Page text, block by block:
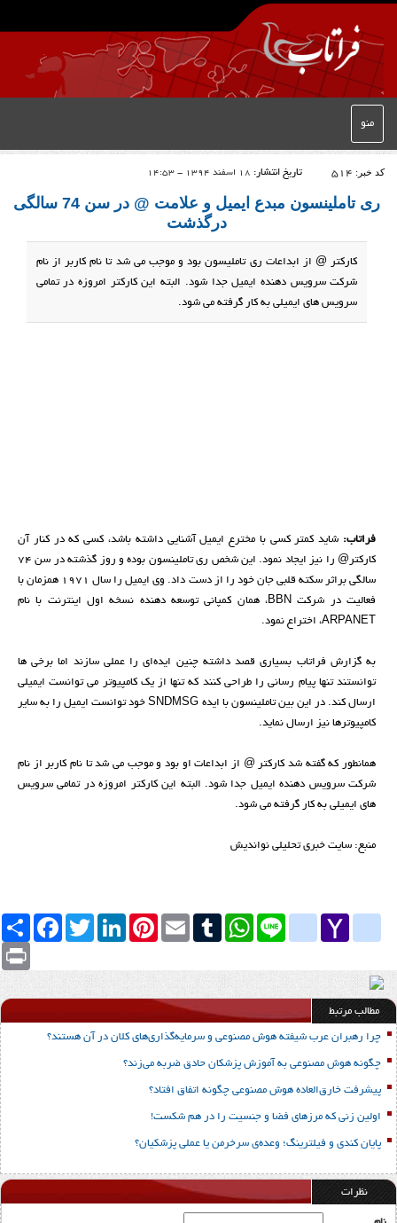
منو
کد خبر: 514 تاریخ انتشار: 18 اسفند 1394 - 14:53
ری تاملینسون مبدع ایمیل و علامت @ در سن 74 سالگی
درگذشت
کارکتر @ از ابداعات ری تاملیسون بود و موجب می شد تا نام کاربر از نام
شرکت سرویس دهنده ایمیل جدا شود. البته این کارکتر امروزه در تمامی
سرویس های ایمیلی به کار گرفته می شود.
فراتاب: شاید کمتر کسی با مخترع ایمیل آشنایی داشته باشد، کسی که در کنار آن
کارکتر@ را نیز ایجاد نمود. این شخص ری تاملینسون بوده و روز گذشته در سن 74
سالگی براثر سکته قلبی جان خود را از دست داد. وی ایمیل را سال 1971 همزمان با
فعالیت در شرکت BBN، همان کمپانی توسعه دهنده نسخه اول اینترنت با نام
ARPANET، اختراع نمود.
به گزارش فراتاب بسیاری قصد داشته چنین ایده‌ای را عملی سازند اما برخی ها
توانستند تنها پیام رسانی را طراحی کنند که تنها از یک کامپیوتر می توانست ایمیلی
ارسال کند. در این بین تاملینسون با ایده SNDMSG خود توانست ایمیل را به سایر
کامپیوترها نیز ارسال نماید.
همانطور که گفته شد کارکتر @ از ابداعات او بود و موجب می شد تا نام کاربر از نام
شرکت سرویس دهنده ایمیل جدا شود. البته این کارکتر امروزه در تمامی سرویس
های ایمیلی به کار گرفته می شود.
منبع: سایت خبری تحلیلی نواندیش
Facebook TwitterLinkedInPinterest Email TumblrWhatsApp Line
google_bookmarks
Yahoo
yahoo_messenger
Print
مطالب مرتبط
چرا رهبران عرب شیفته هوش مصنوعی و سرمایه‌گذاری‌های کلان در آن هستند؟
چگونه هوش مصنوعی به آموزش پزشکان حادق ضربه می‌زند؟
پیشرفت خارق‌العاده هوش‌ مصنوعی چگونه اتفاق افتاد؟
اولین زنی که مرزهای فضا و جنسیت را در هم شکست!
پایان کندی و فیلترینگ؛ وعده‌ی سرخرمن یا عملی پزشکیان؟
نظرات